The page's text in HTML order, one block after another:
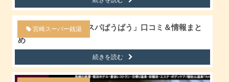
宮崎スーパー銭湯
宮崎スーパー銭湯「スパぱうぱう」口コミ＆情報まと
め
続きを読む